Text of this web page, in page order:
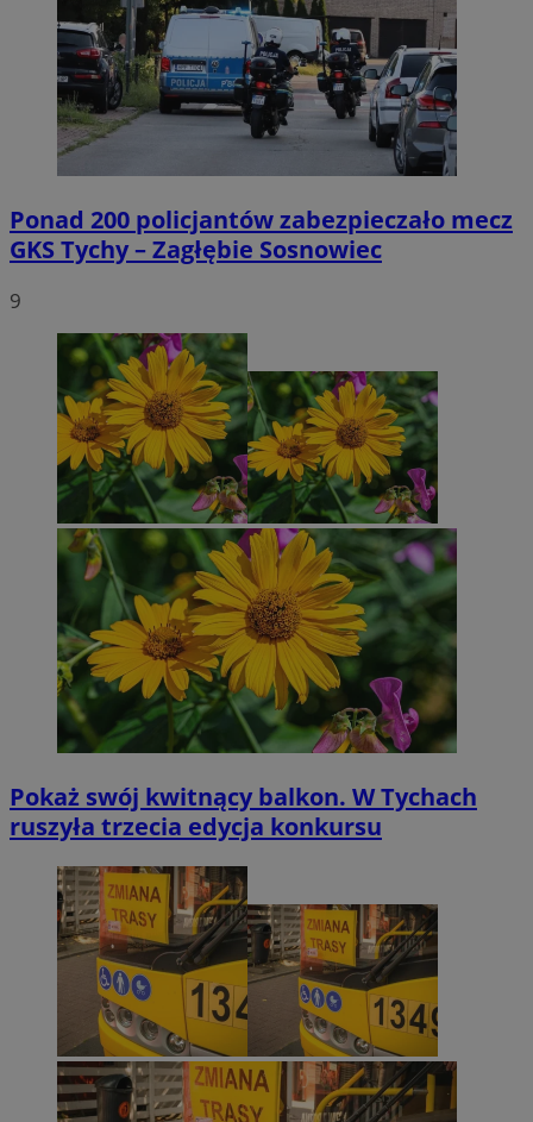
Ponad 200 policjantów zabezpieczało mecz
GKS Tychy – Zagłębie Sosnowiec
9
Pokaż swój kwitnący balkon. W Tychach
ruszyła trzecia edycja konkursu